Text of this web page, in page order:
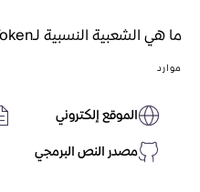
ما هي الشعبية النسبية لـAlpha Quark Token؟
موارد
الموقع إلكتروني
مصدر النص البرمجي